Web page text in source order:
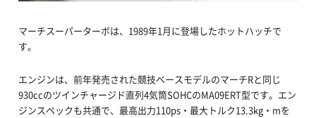
マーチスーパーターボは、1989年1月に登場したホットハッチで
す。
エンジンは、前年発売された競技ベースモデルのマーチRと同じ
930ccのツインチャージド直列4気筒SOHCのMA09ERT型です。エン
ジンスペックも共通で、最高出力110ps・最大トルク13.3kg・mを